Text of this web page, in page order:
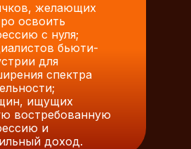
желающих
освоить
с нуля;
бьюти-
для
спектра
ищущих
востребованную
и
доход.